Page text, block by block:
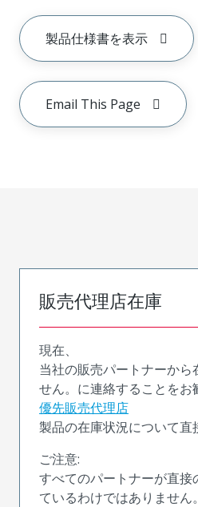
製品仕様書を表示
Email This Page
販売代理店在庫
現在、
当社の販売パートナーから
せん。に連絡することをお
優先販売代理店
製品の在庫状況について直
ご注意:
すべてのパートナーが直接
ているわけではありません。